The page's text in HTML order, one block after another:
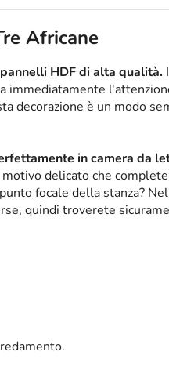
Africane
HDF di alta qualità.
immediatamente
decorazione è un modo
in camera da
delicato che
focale della stanza?
quindi troverete